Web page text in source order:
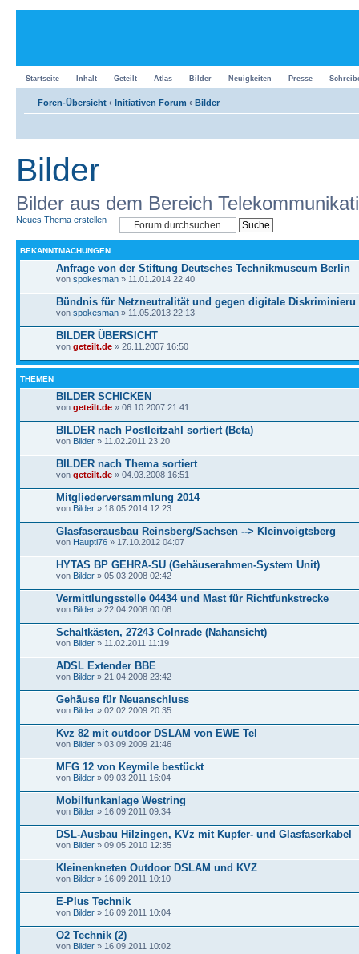
Startseite Inhalt Geteilt Atlas Bilder Neuigkeiten Presse
Foren-Übersicht ‹ Initiativen Forum ‹ Bilder
Bilder
Bilder aus dem Bereich
Neues Thema erstellen
BEKANNTMACHUNGEN
Anfrage von der Stiftung Deutsches Technikmuseum Berlin
von spokesman » 11.01.2014 22:40
Bündnis für Netzneutralität und gegen digitale Diskriminieru
von spokesman » 11.05.2013 22:13
BILDER ÜBERSICHT
von geteilt.de » 26.11.2007 16:50
THEMEN
BILDER SCHICKEN
von geteilt.de » 06.10.2007 21:41
BILDER nach Postleitzahl sortiert (Beta)
von Bilder » 11.02.2011 23:20
BILDER nach Thema sortiert
von geteilt.de » 04.03.2008 16:51
Mitgliederversammlung 2014
von Bilder » 18.05.2014 12:23
Glasfaserausbau Reinsberg/Sachsen --> Kleinvoigtsberg
von Haupti76 » 17.10.2012 04:07
HYTAS BP GEHRA-SU (Gehäuserahmen-System Unit)
von Bilder » 05.03.2008 02:42
Vermittlungsstelle 04434 und Mast für Richtfunkstrecke
von Bilder » 22.04.2008 00:08
Schaltkästen, 27243 Colnrade (Nahansicht)
von Bilder » 11.02.2011 11:19
ADSL Extender BBE
von Bilder » 21.04.2008 23:42
Gehäuse für Neuanschluss
von Bilder » 02.02.2009 20:35
Kvz 82 mit outdoor DSLAM von EWE Tel
von Bilder » 03.09.2009 21:46
MFG 12 von Keymile bestückt
von Bilder » 09.03.2011 16:04
Mobilfunkanlage Westring
von Bilder » 16.09.2011 09:34
DSL-Ausbau Hilzingen, KVz mit Kupfer- und Glasfaserkabel
von Bilder » 09.05.2010 12:35
Kleinenkneten Outdoor DSLAM und KVZ
von Bilder » 16.09.2011 10:10
E-Plus Technik
von Bilder » 16.09.2011 10:04
O2 Technik (2)
von Bilder » 16.09.2011 10:02